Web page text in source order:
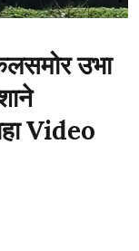
उभा
Video